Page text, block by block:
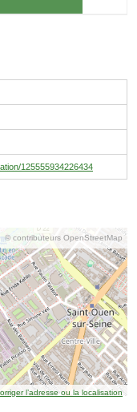
125555934226434
© contributeurs OpenStreetMap
l’adresse ou la localisation